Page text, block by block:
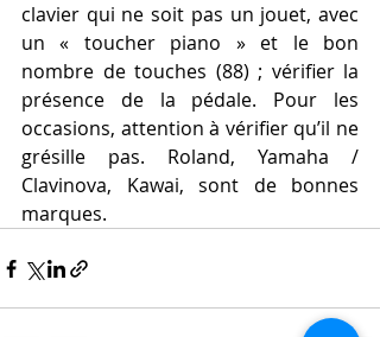
clavier qui ne soit pas un jouet, avec
un « toucher piano » et le bon
nombre de touches (88) ; vérifier la
présence de la pédale. Pour les
occasions, attention à vérifier qu’il ne
grésille pas. Roland, Yamaha /
Clavinova, Kawai, sont de bonnes
marques.